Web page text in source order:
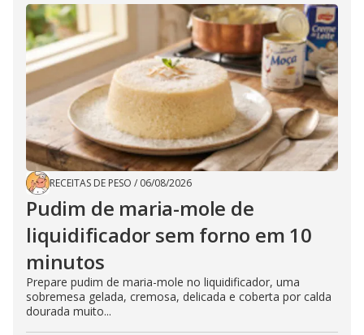
RECEITAS DE PESO / 06/08/2026
Pudim de maria-mole de
liquidificador sem forno em 10
minutos
Prepare pudim de maria-mole no liquidificador, uma
sobremesa gelada, cremosa, delicada e coberta por calda
dourada muito...